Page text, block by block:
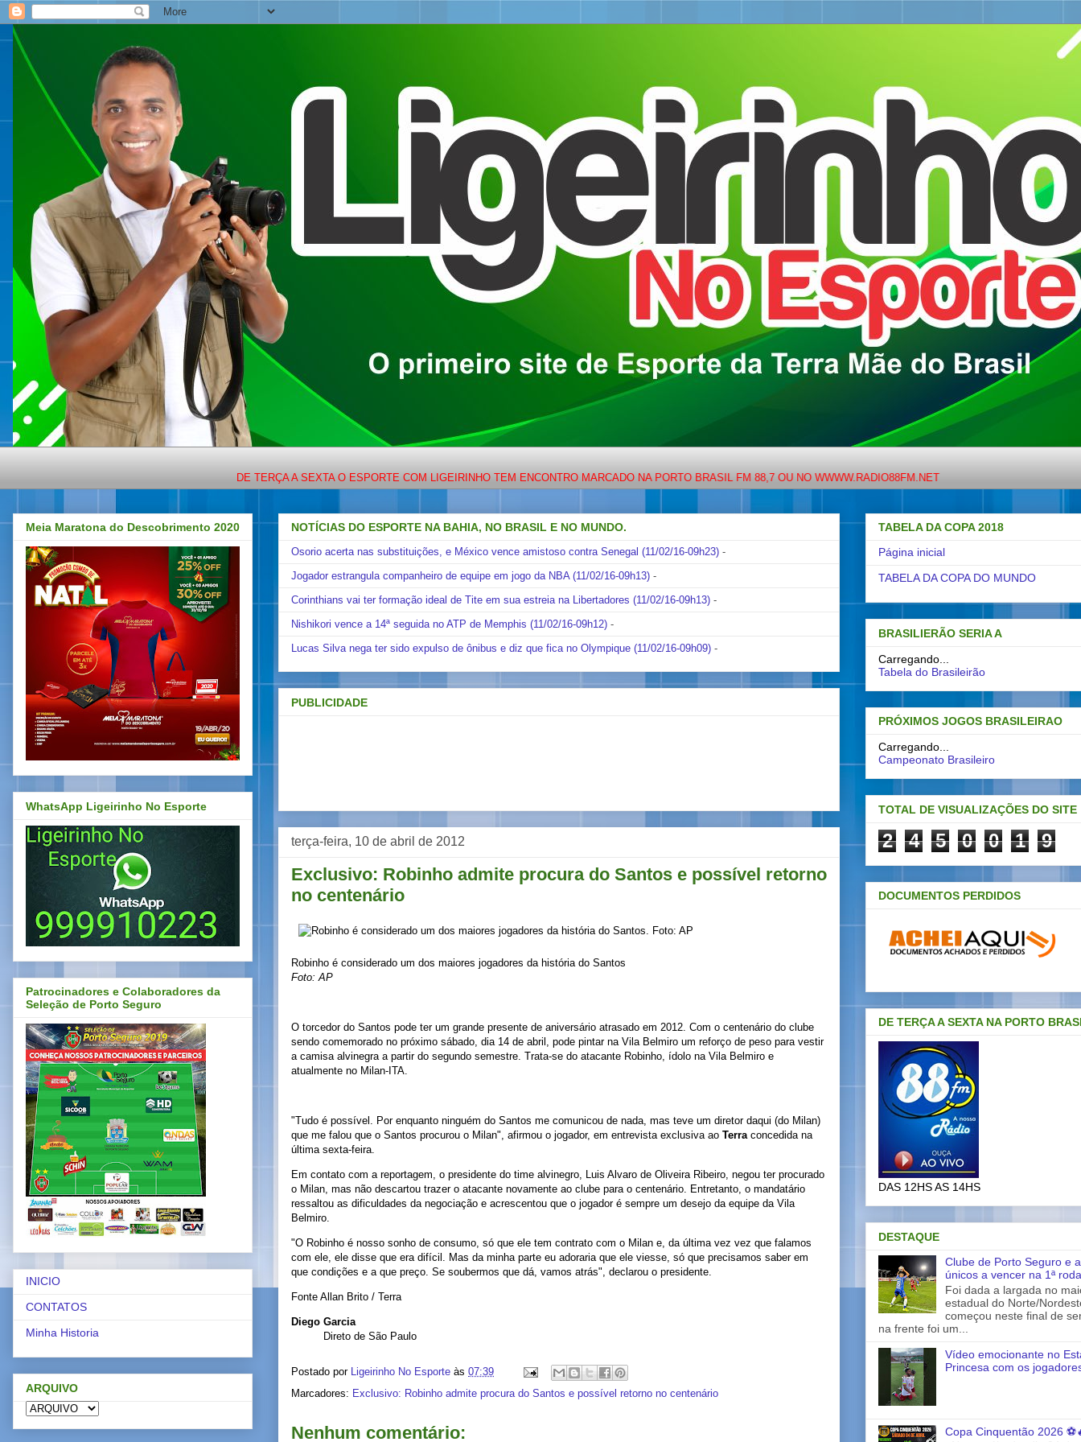
DE TERÇA A SEXTA O ESPORTE COM LIGEIRINHO TEM ENCONTRO MARCADO NA PORTO BRASIL FM 88,7 OU NO WWWW.RADIO88FM.NET
NOTÍCIAS DO ESPORTE NA BAHIA, NO BRASIL E NO MUNDO.
Osorio acerta nas substituições, e México vence amistoso contra Senegal (11/02/16-09h23) -
Jogador estrangula companheiro de equipe em jogo da NBA (11/02/16-09h13) -
Corinthians vai ter formação ideal de Tite em sua estreia na Libertadores (11/02/16-09h13) -
Nishikori vence a 14ª seguida no ATP de Memphis (11/02/16-09h12) -
Lucas Silva nega ter sido expulso de ônibus e diz que fica no Olympique (11/02/16-09h09) -
PUBLICIDADE
terça-feira, 10 de abril de 2012
Exclusivo: Robinho admite procura do Santos e possível retorno
no centenário
Robinho é considerado um dos maiores jogadores da história do Santos
Foto: AP
O torcedor do Santos pode ter um grande presente de aniversário atrasado em 2012. Com o centenário do clube
sendo comemorado no próximo sábado, dia 14 de abril, pode pintar na Vila Belmiro um reforço de peso para vestir
a camisa alvinegra a partir do segundo semestre. Trata-se do atacante Robinho, ídolo na Vila Belmiro e
atualmente no Milan-ITA.
"Tudo é possível. Por enquanto ninguém do Santos me comunicou de nada, mas teve um diretor daqui (do Milan)
que me falou que o Santos procurou o Milan", afirmou o jogador, em entrevista exclusiva ao Terra concedida na
última sexta-feira.
Em contato com a reportagem, o presidente do time alvinegro, Luis Alvaro de Oliveira Ribeiro, negou ter procurado
o Milan, mas não descartou trazer o atacante novamente ao clube para o centenário. Entretanto, o mandatário
ressaltou as dificuldades da negociação e acrescentou que o jogador é sempre um desejo da equipe da Vila
Belmiro.
"O Robinho é nosso sonho de consumo, só que ele tem contrato com o Milan e, da última vez vez que falamos
com ele, ele disse que era difícil. Mas da minha parte eu adoraria que ele viesse, só que precisamos saber em
que condições e a que preço. Se soubermos que dá, vamos atrás", declarou o presidente.
Fonte Allan Brito / Terra
Diego Garcia
Direto de São Paulo
Postado por Ligeirinho No Esporte às 07:39
Marcadores: Exclusivo: Robinho admite procura do Santos e possível retorno no centenário
Nenhum comentário:
Meia Maratona do Descobrimento 2020
WhatsApp Ligeirinho No Esporte
Patrocinadores e Colaboradores da
Seleção de Porto Seguro
INICIO
CONTATOS
Minha Historia
ARQUIVO
TABELA DA COPA 2018
Página inicial
TABELA DA COPA DO MUNDO
BRASILIERÃO SERIA A
Carregando...
Tabela do Brasileirão
PRÓXIMOS JOGOS BRASILEIRAO
Carregando...
Campeonato Brasileiro
TOTAL DE VISUALIZAÇÕES DO SITE
2 4 5 0 0 1 9
DOCUMENTOS PERDIDOS
DE TERÇA A SEXTA NA PORTO
DAS 12HS AS 14HS
DESTAQUE
Clube de Porto Seguro e
únicos a vencer na 1ª
Foi dada a largada no
estadual do Norte/
começou neste final de
na frente foi um...
Vídeo emocionante no
Princesa com os
Copa Cinquentão 2026